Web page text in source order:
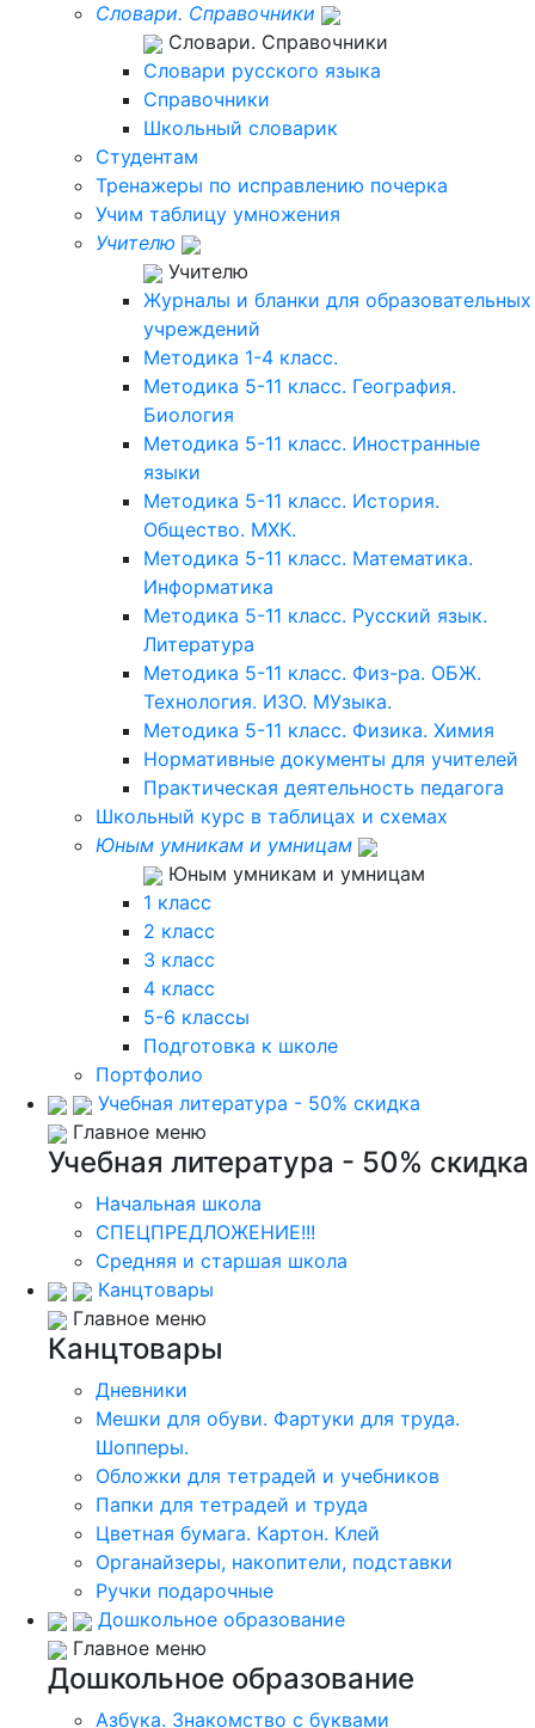
Словари. Справочники
Словари. Справочники
Словари русского языка
Справочники
Школьный словарик
Студентам
Тренажеры по исправлению почерка
Учим таблицу умножения
Учителю
Учителю
Журналы и бланки для образовательных
учреждений
Методика 1-4 класс.
Методика 5-11 класс. География.
Биология
Методика 5-11 класс. Иностранные
языки
Методика 5-11 класс. История.
Общество. МХК.
Методика 5-11 класс. Математика.
Информатика
Методика 5-11 класс. Русский язык.
Литература
Методика 5-11 класс. Физ-ра. ОБЖ.
Технология. ИЗО. МУзыка.
Методика 5-11 класс. Физика. Химия
Нормативные документы для учителей
Практическая деятельность педагога
Школьный курс в таблицах и схемах
Юным умникам и умницам
Юным умникам и умницам
1 класс
2 класс
3 класс
4 класс
5-6 классы
Подготовка к школе
Портфолио
Учебная литература - 50% скидка
Главное меню
Учебная литература - 50% скидка
Начальная школа
СПЕЦПРЕДЛОЖЕНИЕ!!!
Средняя и старшая школа
Канцтовары
Главное меню
Канцтовары
Дневники
Мешки для обуви. Фартуки для труда.
Шопперы.
Обложки для тетрадей и учебников
Папки для тетрадей и труда
Цветная бумага. Картон. Клей
Органайзеры, накопители, подставки
Ручки подарочные
Дошкольное образование
Главное меню
Дошкольное образование
Азбука. Знакомство с буквами